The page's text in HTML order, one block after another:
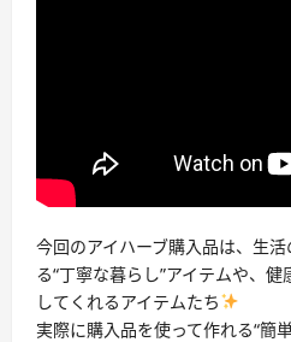
今回のアイハーブ購入品は、生
る“丁寧な暮らし”アイテムや、
してくれるアイテムたち
実際に購入品を使って作れる“簡